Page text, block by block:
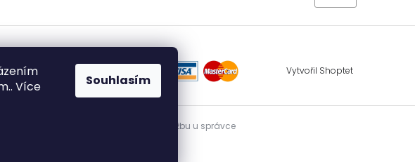
Více
Souhlasím
Vytvořil Shoptet
je povinen zaevidovat přijatou tržbu u správce
do 48 hodin.